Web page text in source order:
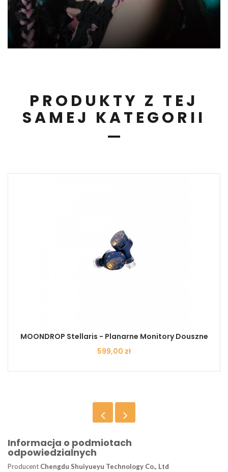
PRODUKTY Z TEJ
SAMEJ KATEGORII
MOONDROP Stellaris - Planarne Monitory Douszne
Cena
599,00 zł
Informacja o podmiotach
odpowiedzialnych
Producent Chengdu Shuiyueyu Technology Co., Ltd